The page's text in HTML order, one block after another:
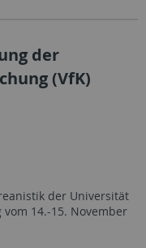
der
(VfK)
der Universität
14.-15. November